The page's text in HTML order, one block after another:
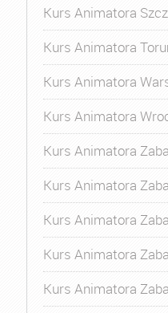
Kurs Animatora
Kurs Animatora
Kurs Animatora
Kurs Animatora
Kurs Animatora
Kurs Animatora
Kurs Animatora
Kurs Animatora
Kurs Animatora